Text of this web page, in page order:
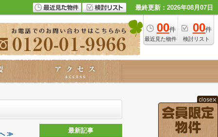
最終更新：2026年08月07日
00件
最近見た物件
00件
検討リスト
≫
最新記事